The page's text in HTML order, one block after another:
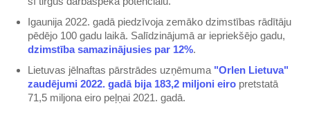
Igaunija 2022. gadā piedzīvoja zemāko dzimstības rādītāju
pēdējo 100 gadu laikā. Salīdzinājumā ar iepriekšējo gadu,
dzimstība samazinājusies par 12%​.
Lietuvas jēlnaftas pārstrādes uzņēmuma ​"Orlen Lietuva"
zaudējumi 2022. gadā bija 183,2 miljoni eiro​ pretstatā
71,5 miljona eiro peļņai 2021. gadā.